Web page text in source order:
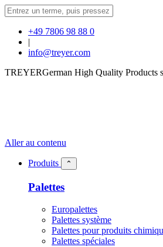
+49 7806 98 88 0
|
info@treyer.com
TREYERGerman High Quality Products
Aller au contenu
Produits ⌃
Palettes
Europalettes
Palettes système
Palettes pour produits
Palettes spéciales